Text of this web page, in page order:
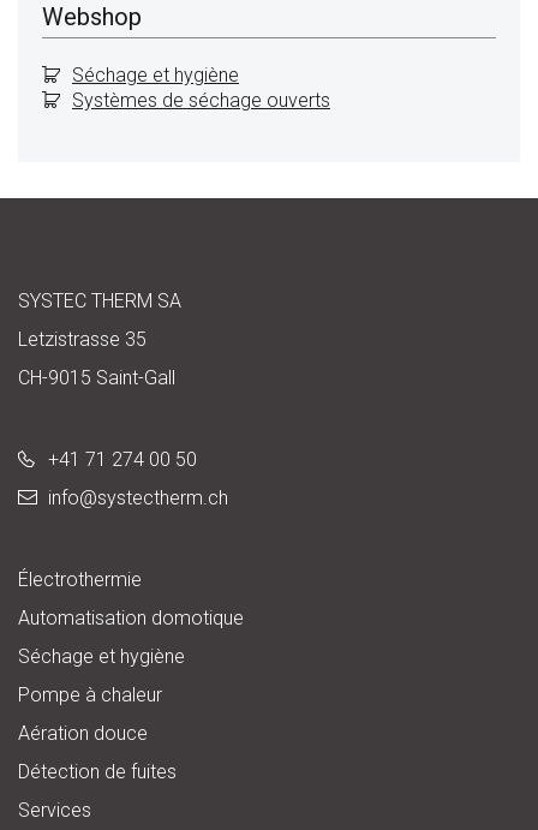
Webshop
Séchage et hygiène
Systèmes de séchage ouverts
SYSTEC THERM SA
Letzistrasse 35
CH-9015 Saint-Gall
+41 71 274 00 50
info@systectherm.ch
Électrothermie
Automatisation domotique
Séchage et hygiène
Pompe à chaleur
Aération douce
Détection de fuites
Services